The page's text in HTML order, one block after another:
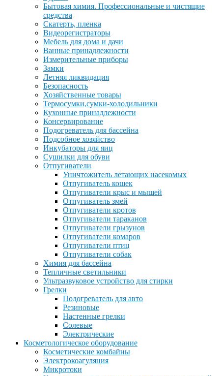
Бытовая химия. Профессиональные и чистящие
средства
Скатерть, пленка
Видеорегистраторы
Мебель для дома и дачи
Ванные принадлежности
Измерительные приборы
Замки
Летняя ликвидация
Безопасность
Хозяйственные товары
Термосумки,сумки-холодильники
Кухонные принадлежности
Консервирование
Подогреватель для бассейна
Подсобное хозяйство
Инкубаторы для яиц
Сушилки для обуви
Отпугиватели
Уничтожитель летающих насекомых
Отпугиватель кошек
Отпугиватели крыс и мышей
Отпугиватель змей
Отпугиватели кротов
Отпугиватели тараканов
Отпугиватели грызунов
Отпугиватели комаров
Отпугиватели птиц
Отпугиватели собак
Химия для бассейна
Тепличные светильники
Ультразвуковое устройство для стирки
Грелки
Подогреватель для авто
Резиновые
Настенные грелки
Солевые
Электрические
Косметологическое оборудование
Косметические комбайны
Электрокоагуляция
Микротоки